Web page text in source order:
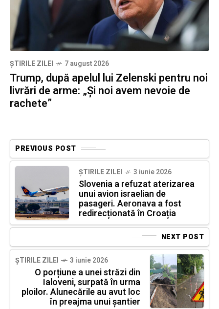
ȘTIRILE ZILEI 7 august 2026
Trump, după apelul lui Zelenski pentru noi
livrări de arme: „Și noi avem nevoie de
rachete”
PREVIOUS POST
ȘTIRILE ZILEI 3 iunie 2026
Slovenia a refuzat aterizarea
unui avion israelian de
pasageri. Aeronava a fost
redirecționată în Croația
NEXT POST
ȘTIRILE ZILEI 3 iunie 2026
O porțiune a unei străzi din
Ialoveni, surpată în urma
ploilor. Alunecările au avut loc
în preajma unui șantier